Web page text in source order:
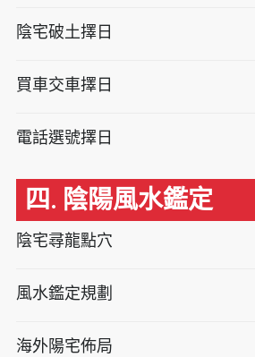
陰宅破土擇日
買車交車擇日
電話選號擇日
四. 陰陽風水鑑定
陰宅尋龍點穴
風水鑑定規劃
海外陽宅佈局